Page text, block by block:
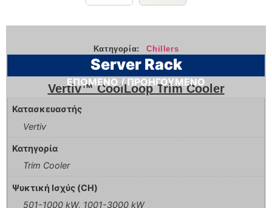
Κατηγορία: Chillers
Server Rack
Vertiv™ CoolLoop Trim Cooler
ΕΠΟΜΕΝΟ / ΠΡΟΗΓΟΥΜΕΝΟ
Κατασκευαστής
Vertiv
Κατηγορία
Trim Cooler
Ψυκτική Ισχύς (CH)
501-1000 kW, 1001-3000 kW